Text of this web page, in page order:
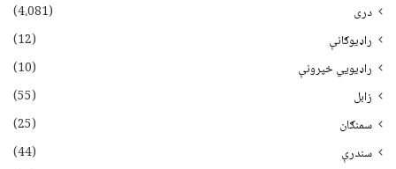
دری
(4،081)
راډیوګانې
(12)
راډیويي خپرونې
(10)
زابل
(55)
سمنګان
(25)
سندرې
(44)